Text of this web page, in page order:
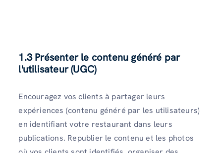
1.3 Présenter le contenu généré par
l'utilisateur (UGC)
Encouragez vos clients à partager leurs
expériences (contenu généré par les utilisateurs)
en identifiant votre restaurant dans leurs
publications. Republier le contenu et les photos